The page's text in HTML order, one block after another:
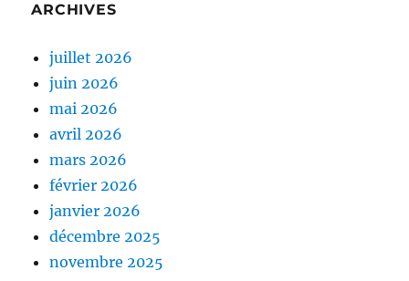
ARCHIVES
juillet 2026
juin 2026
mai 2026
avril 2026
mars 2026
février 2026
janvier 2026
décembre 2025
novembre 2025